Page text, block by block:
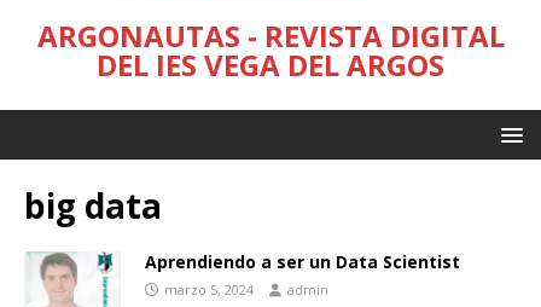
ARGONAUTAS - REVISTA DIGITAL
DEL IES VEGA DEL ARGOS
big data
Aprendiendo a ser un Data Scientist
marzo 5, 2024 admin